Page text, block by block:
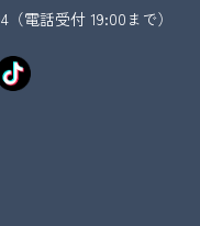
（電話受付 19:00まで）